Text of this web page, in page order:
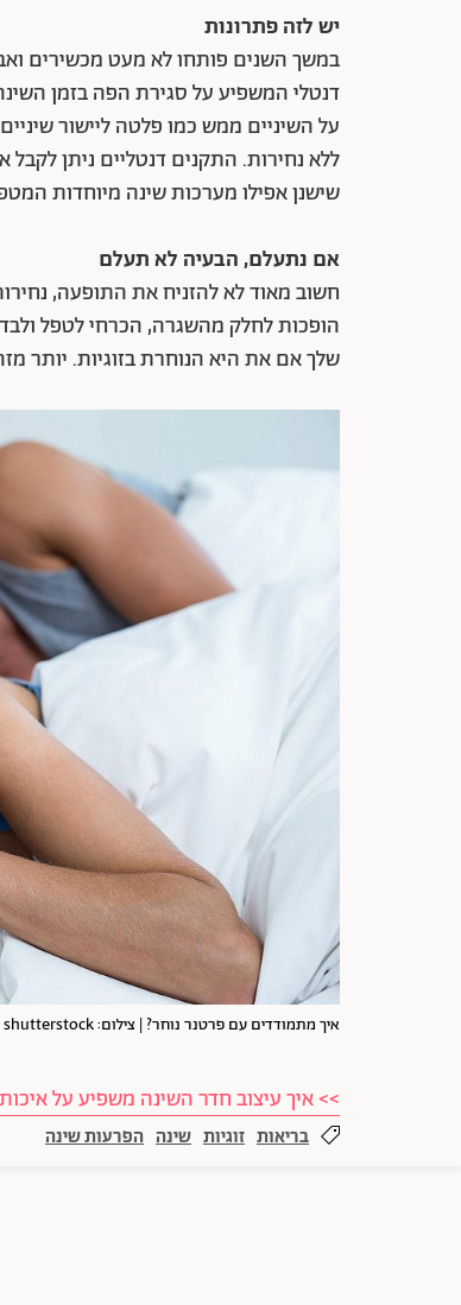
יש לזה פתרונות
במשך השנים פותחו לא מעט מכשירים
דנטלי המשפיע על סגירת הפה בזמן
על השיניים ממש כמו פלטה ליישור
ללא נחירות. התקנים דנטליים ניתן
שישנן אפילו מערכות שינה מיוחדות
אם נתעלם, הבעיה לא תעלם
חשוב מאוד לא להזניח את התופעה,
הופכות לחלק מהשגרה, הכרחי לטפל
שלך אם את היא הנוחרת בזוגיות. יותר
איך מתמודדים עם פרטנר נוחר? | צילום: shutterstock
>> איך עיצוב חדר השינה משפיע על
בריאות זוגיות שינה הפרעות שינה